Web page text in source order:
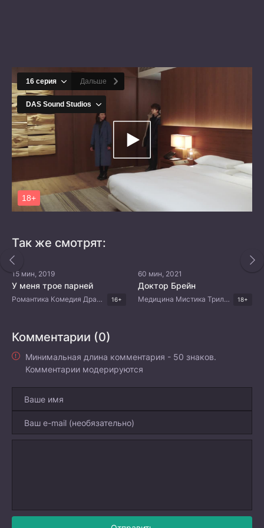
Так же смотрят:
15 мин, 2019
У меня трое парней
Романтика Комедия Драма Корейские дорамы 16+
60 мин, 2021
Доктор Брейн
Медицина Мистика Триллер Корейские дорамы 18+
Комментарии (0)
Минимальная длина комментария - 50 знаков.
Комментарии модерируются